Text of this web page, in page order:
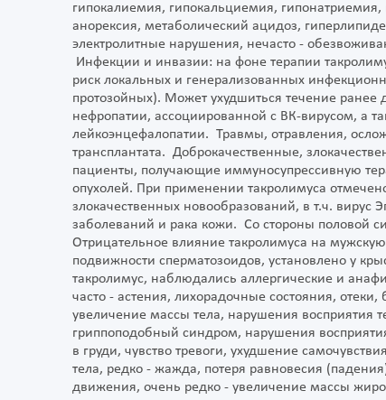
гипокалиемия, гипокальциемия,
анорексия, метаболический ацидоз,
электролитные нарушения, нечасто -
Инфекции и инвазии: на фоне терапии
риск локальных и генерализованных
протозойных). Может ухудшиться течение
нефропатии, ассоциированной с ВК-вирусом, а
лейкоэнцефалопатии. Травмы, отравления,
трансплантата. Доброкачественные,
пациенты, получающие иммуносупрессивную
опухолей. При применении такролимуса
злокачественных новообразований, в т.ч.
заболеваний и рака кожи. Со стороны половой
Отрицательное влияние такролимуса на
подвижности сперматозоидов, установлено у
такролимус, наблюдались аллергические и
часто - астения, лихорадочные состояния,
увеличение массы тела, нарушения восприятия
гриппоподобный синдром, нарушения
в груди, чувство тревоги, ухудшение
тела, редко - жажда, потеря равновесия
движения, очень редко - увеличение массы